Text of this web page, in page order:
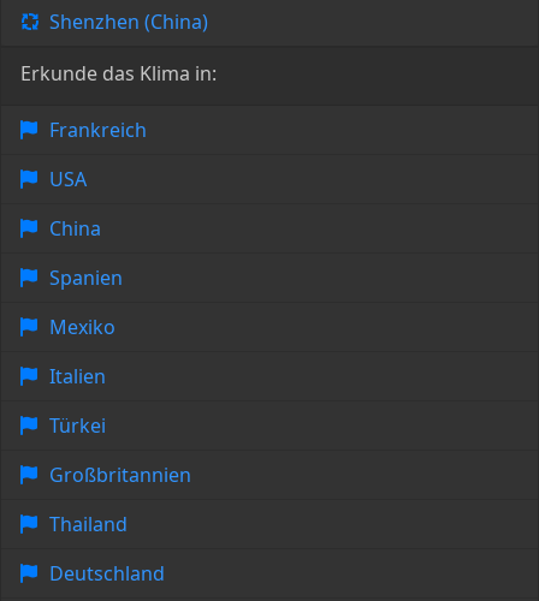
Shenzhen (China)
Erkunde das Klima in:
Frankreich
USA
China
Spanien
Mexiko
Italien
Türkei
Großbritannien
Thailand
Deutschland